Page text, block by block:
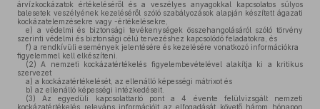
árvízkockázatok értékeléséről és a veszélyes anyagokkal kapcsolatos súlyos
balesetek veszélyének kezeléséről szóló szabályozások alapján készített ágazati
kockázatelemzésekre vagy -értékelésekre,
e) a védelmi és biztonsági tevékenységek összehangolásáról szóló törvény
szerinti védelmi és biztonsági célú tervezéshez kapcsolódó feladatokra, és
f) a rendkívüli események jelentésére és kezelésére vonatkozó információkra
figyelemmel kell elkészíteni.
(2) A nemzeti kockázatértékelés figyelembevételével alakítja ki a kritikus
szervezet
a) a kockázatértékelését, az ellenálló képességi mátrixot és
b) az ellenálló képességi intézkedéseit.
(3) Az egyedüli kapcsolattartó pont a 4 évente felülvizsgált nemzeti
kockázatértékelés releváns információit az elfogadását követő három hónapon